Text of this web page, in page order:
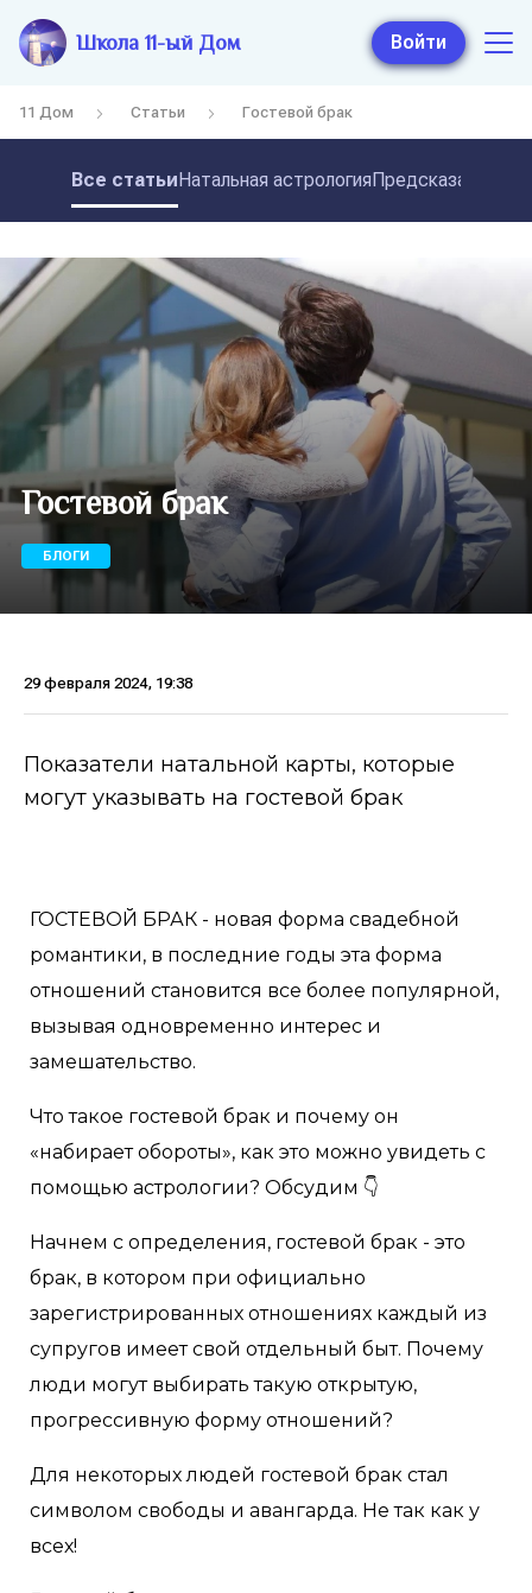
Школа 11-ый Дом Войти
11 Дом Статьи Гостевой брак
Все статьиНатальная астрология
Гостевой брак
БЛОГИ
29 февраля 2024, 19:38
Показатели натальной карты, которые
могут указывать на гостевой брак
ГОСТЕВОЙ БРАК - новая форма свадебной
романтики, в последние годы эта форма
отношений становится все более популярной,
вызывая одновременно интерес и
замешательство.
Что такое гостевой брак и почему он
«набирает обороты», как это можно увидеть с
помощью астрологии? Обсудим 👇
Начнем с определения, гостевой брак - это
брак, в котором при официально
зарегистрированных отношениях каждый из
супругов имеет свой отдельный быт. Почему
люди могут выбирать такую открытую,
прогрессивную форму отношений?
Для некоторых людей гостевой брак стал
символом свободы и авангарда. Не так как у
всех!